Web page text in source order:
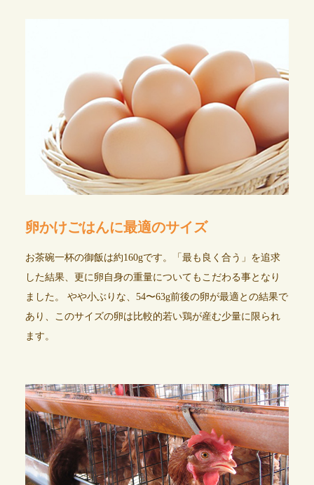
卵かけごはんに最適のサイズ
お茶碗一杯の御飯は約160gです。「最も良く合う」を追求
した結果、更に卵自身の重量についてもこだわる事となり
ました。 やや小ぶりな、54〜63g前後の卵が最適との結果で
あり、このサイズの卵は比較的若い鶏が産む少量に限られ
ます。